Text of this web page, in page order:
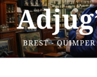
Aller
au
contenu
principal
ADJUG'ART
13 rue Traverse – 29200